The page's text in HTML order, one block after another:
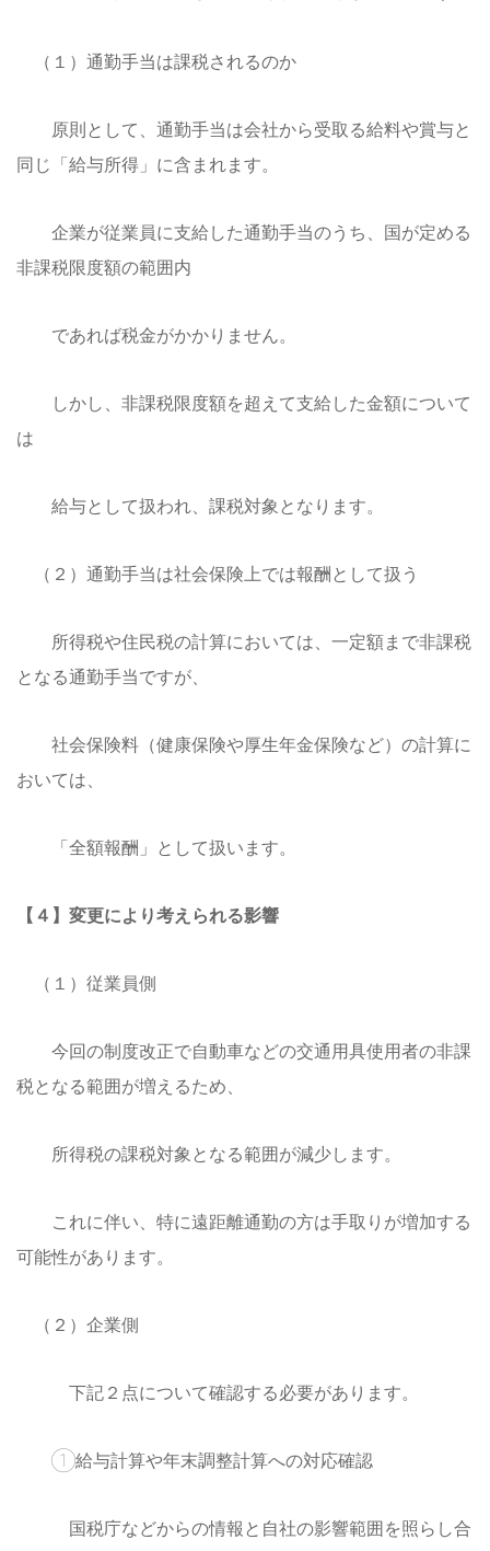
（１）通勤手当は課税されるのか
原則として、通勤手当は会社から受取る給料や賞与と
同じ「給与所得」に含まれます。
企業が従業員に支給した通勤手当のうち、国が定める
非課税限度額の範囲内
であれば税金がかかりません。
しかし、非課税限度額を超えて支給した金額について
は
給与として扱われ、課税対象となります。
（２）通勤手当は社会保険上では報酬として扱う
所得税や住民税の計算においては、一定額まで非課税
となる通勤手当ですが、
社会保険料（健康保険や厚生年金保険など）の計算に
おいては、
「全額報酬」として扱います。
【４】変更により考えられる影響
（１）従業員側
今回の制度改正で自動車などの交通用具使用者の非課
税となる範囲が増えるため、
所得税の課税対象となる範囲が減少します。
これに伴い、特に遠距離通勤の方は手取りが増加する
可能性があります。
（２）企業側
下記２点について確認する必要があります。
①給与計算や年末調整計算への対応確認
国税庁などからの情報と自社の影響範囲を照らし合